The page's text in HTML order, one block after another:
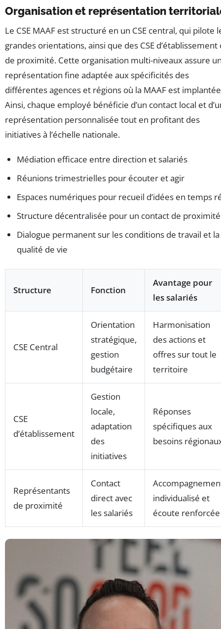
Organisation et représentation
Le CSE MAAF est structuré en un CSE central, qui pilote
grandes orientations, ainsi que des CSE d’établissement
de proximité. Cette organisation multi-niveaux assure
représentation fine adaptée aux spécificités des
différentes agences et régions où la MAAF est
Ainsi, chaque employé bénéficie d’un contact local et
représentation personnalisée tout en profitant des
initiatives à l’échelle nationale.
Médiation efficace entre direction et salariés
Réunions trimestrielles pour écouter et agir
Espaces numériques pour recueil d’idées en temps
Structure décentralisée pour un contact de proximité
Dialogue permanent sur les conditions de travail et la
qualité de vie
Structure Fonction
Avantage pour
les salariés
CSE Central
Orientation
stratégique,
gestion
budgétaire
Harmonisation
des actions et
offres sur tout le
territoire
CSE
d’établissement
Gestion
locale,
adaptation
des
initiatives
Réponses
spécifiques aux
besoins
Représentants
de proximité
Contact
direct avec
les salariés
individualisé et
écoute renforcée